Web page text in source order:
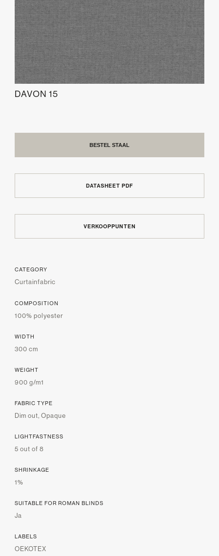
DAVON 15
BESTEL STAAL
DATASHEET PDF
VERKOOPPUNTEN
CATEGORY
Curtainfabric
COMPOSITION
100% polyester
WIDTH
300 cm
WEIGHT
900 g/m1
FABRIC TYPE
Dim out, Opaque
LIGHTFASTNESS
5 out of 8
SHRINKAGE
1%
SUITABLE FOR ROMAN BLINDS
Ja
LABELS
OEKOTEX